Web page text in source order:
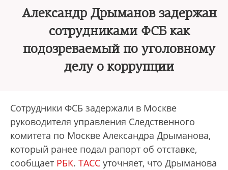
Александр Дрыманов задержан
сотрудниками ФСБ как
подозреваемый по уголовному
делу о коррупции
Сотрудники ФСБ задержали в Москве
руководителя управления Следственного
комитета по Москве Александра Дрыманова,
который ранее подал рапорт об отставке,
сообщает РБК. ТАСС уточняет, что Дрыманова